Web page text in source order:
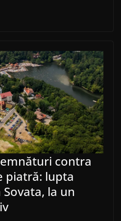
contra
piatră: lupta
la un